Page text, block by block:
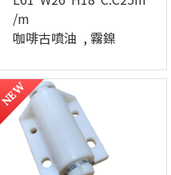
/m
咖啡古噴油 , 霧鎳
NEW